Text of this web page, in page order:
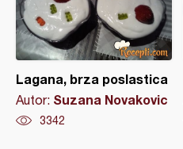
Lagana, brza poslastica
Autor: Suzana Novakovic
3342